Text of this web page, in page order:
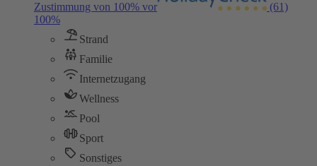
Zustimmung von 100% vor
(61)
100%
Strand
Familie
Internetzugang
Wellness
Pool
Sport
Sonstiges